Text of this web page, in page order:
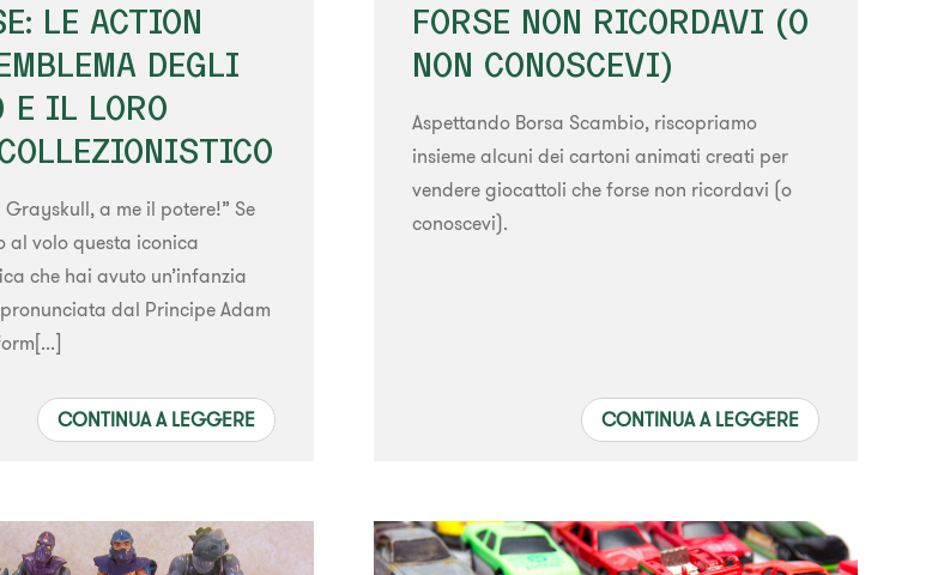
LE ACTION
DEGLI
E IL LORO
Grayskull, a me il potere!” Se
al volo questa iconica
che hai avuto un’infanzia
dal Principe Adam
CONTINUA A LEGGERE
FORSE NON RICORDAVI (O
NON CONOSCEVI)
Aspettando Borsa Scambio, riscopriamo
insieme alcuni dei cartoni animati creati per
vendere giocattoli che forse non ricordavi (o
conoscevi).
CONTINUA A LEGGERE